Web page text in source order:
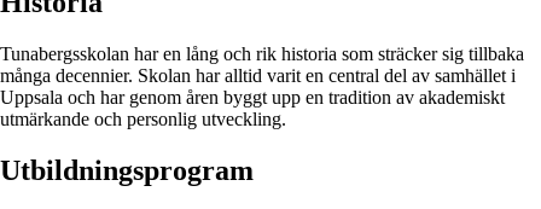
Tunabergsskolan har en lång och rik historia som sträcker sig tillbaka
många decennier. Skolan har alltid varit en central del av samhället i
Uppsala och har genom åren byggt upp en tradition av akademiskt
utmärkande och personlig utveckling.
Utbildningsprogram